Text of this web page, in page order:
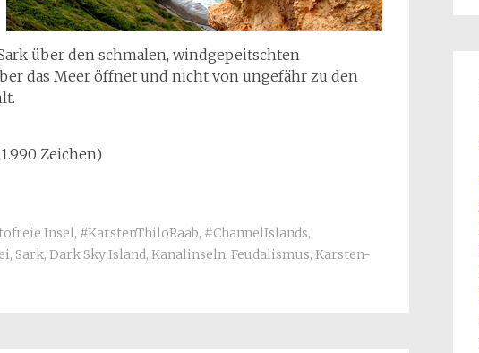
über den schmalen, windgepeitschten
das Meer öffnet und nicht von ungefähr zu den
Zeichen)
Insel, #KarstenThiloRaab, #ChannelIslands,
, Sark, Dark Sky Island, Kanalinseln, Feudalismus, Karsten-